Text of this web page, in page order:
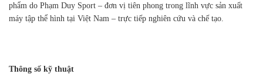
phẩm do Phạm Duy Sport – đơn vị tiên phong trong lĩnh vực sản xuất
máy tập thể hình tại Việt Nam – trực tiếp nghiên cứu và chế tạo.
Thông số kỹ thuật